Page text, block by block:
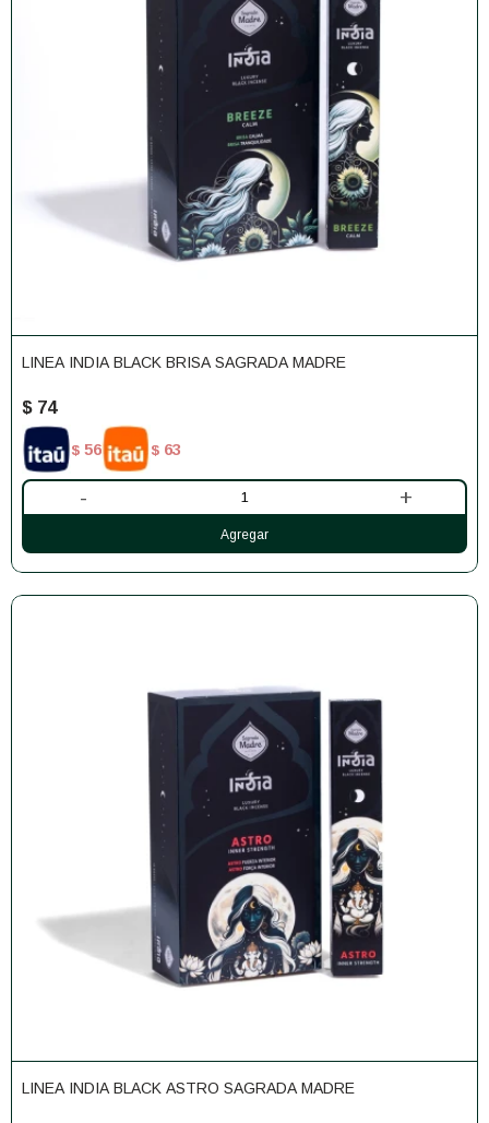
LINEA INDIA BLACK BRISA SAGRADA MADRE
$ 74
$ 56 $ 63
- +
LINEA INDIA BLACK ASTRO SAGRADA MADRE